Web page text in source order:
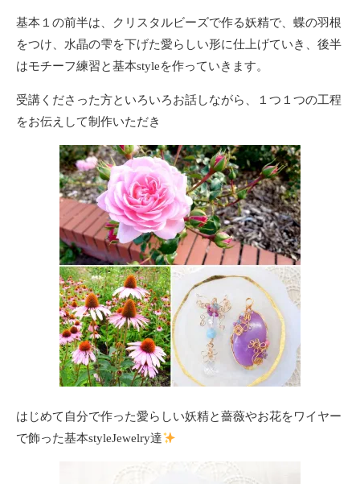
基本１の前半は、クリスタルビーズで作る妖精で、蝶の羽根
をつけ、水晶の雫を下げた愛らしい形に仕上げていき、後半
はモチーフ練習と基本styleを作っていきます。
受講くださった方といろいろお話しながら、１つ１つの工程
をお伝えして制作いただき
はじめて自分で作った愛らしい妖精と薔薇やお花をワイヤー
で飾った基本styleJewelry達